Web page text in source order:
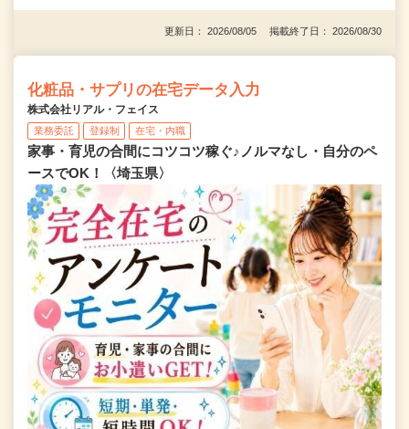
更新日： 2026/08/05 掲載終了日： 2026/08/30
化粧品・サプリの在宅データ入力
株式会社リアル・フェイス
業務委託 登録制 在宅・内職
家事・育児の合間にコツコツ稼ぐ♪ノルマなし・自分のペ
ースでOK！〈埼玉県〉